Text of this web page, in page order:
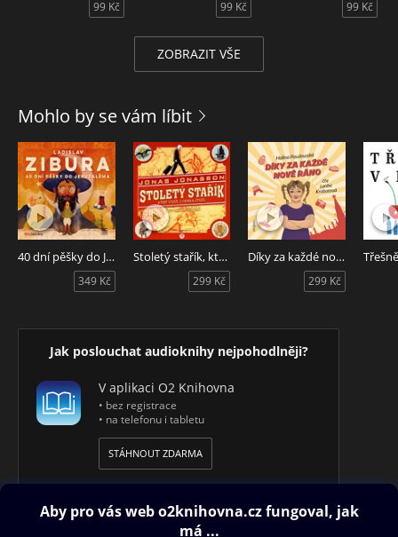
99 Kč 99 Kč 99 Kč
ZOBRAZIT VŠE
Mohlo by se vám líbit
40 dní pěšky do Jeruzaléma
349 Kč
Stoletý stařík, který vylezl z okna a zmizel
299 Kč
Díky za každé nové ráno
299 Kč
Jak poslouchat audioknihy nejpohodlněji?
V aplikaci O2 Knihovna
• bez registrace
• na telefonu i tabletu
STÁHNOUT ZDARMA